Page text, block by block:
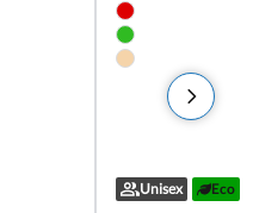
Unisex Eco